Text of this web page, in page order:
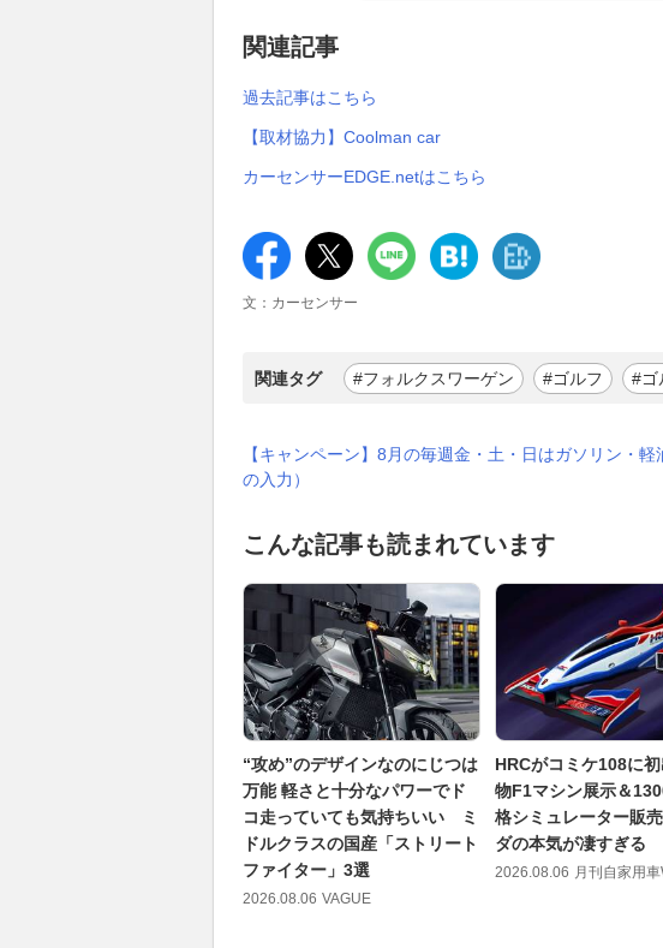
関連記事
過去記事はこちら
【取材協力】Coolman car
カーセンサーEDGE.netはこちら
文：カーセンサー
関連タグ #フォルクスワーゲン #ゴルフ #ゴ
【キャンペーン】8月の毎週金・土・日はガソリン・
の入力）
こんな記事も読まれています
“攻め”のデザインなのにじつは
万能 軽さと十分なパワーでド
コ走っていても気持ちいい ミ
ドルクラスの国産「ストリート
ファイター」3選
2026.08.06 VAGUE
HRCがコミケ108に
物F1マシン展示＆
格シミュレーター販
ダの本気が凄すぎる
2026.08.06 月刊自家用